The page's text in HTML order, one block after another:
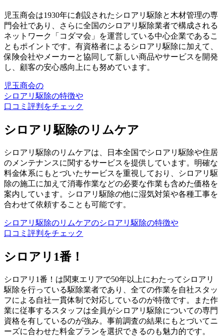
児玉商会は1930年に創設されたシロアリ駆除と木材管理の専
門会社であり、さらに全国のシロアリ駆除業者で構成される
ネットワーク「コダマ会」を運営している中心企業であるこ
ともポイントです。有資格者によるシロアリ駆除に加えて、
保険会社やメーカーと協同して新しい商品やサービスを開発
し、顧客の安心感向上にも努めています。
児玉商会の
シロアリ駆除の特徴や
口コミ評判をチェック
シロアリ駆除のリムケア
シロアリ駆除のリムケアは、日本全国でシロアリ駆除や住居
のメンテナンスに関するサービスを提供しています。明確な
料金体系にもとづいたサービスを重視しており、シロアリ駆
除の施工に加えて消毒作業などの必要な作業も含めた価格を
案内しています。シロアリ駆除の他に湿気対策や各種工事を
合わせて依頼することも可能です。
シロアリ駆除のリムケアのシロアリ駆除の特徴や
口コミ評判をチェック
シロアリ1番！
シロアリ1番！は関東エリアで50年以上にわたってシロアリ
駆除を行っている駆除業者であり、全ての作業を自社スタッ
フによる自社一貫体制で対応しているのが特徴です。また作
業に従事するスタッフは全員がシロアリ駆除についての専門
資格を有しているのが強み。事前調査の結果にもとづいてニ
ーズに合わせた料金プランを選択できるのも魅力的です。